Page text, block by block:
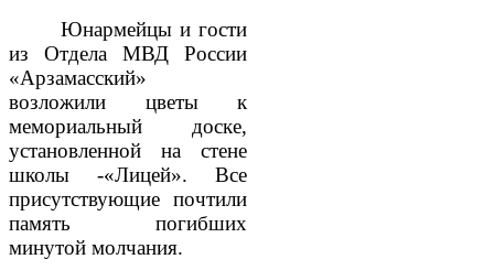
Юнармейцы и гости
из Отдела МВД России
«Арзамасский»
возложили цветы к
мемориальный доске,
установленной на стене
школы -«Лицей». Все
присутствующие почтили
память погибших
минутой молчания.